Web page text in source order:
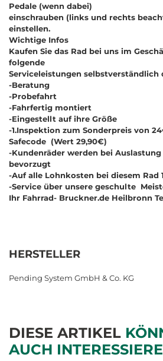
Pedale (wenn dabei)
einschrauben (links und rechts
einstellen.
Wichtige Infos
Kaufen Sie das Rad bei uns im
folgende
Serviceleistungen selbstverständlich
-Beratung
-Probefahrt
-Fahrfertig montiert
-Eingestellt auf ihre Größe
-1.Inspektion zum Sonderpreis von
Safecode (Wert 29,90€)
-Kundenräder werden bei
bevorzugt
-Auf alle Lohnkosten bei diesem Rad
-Service über unsere geschulte
Ihr Fahrrad- Bruckner.de Heilbronn
HERSTELLER
Pending System GmbH & Co. KG
DIESE ARTIKEL
AUCH